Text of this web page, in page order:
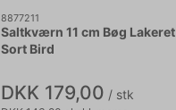
8877211
Saltkværn 11 cm Bøg Lakeret
Sort Bird
DKK 179,00 / stk